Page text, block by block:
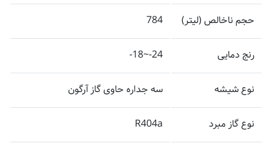
حجم ناخالص (لیتر) 784
رنج دمایی 24-~18-
نوع شیشه سه جداره حاوی گاز آرگون
نوع گاز مبرد R404a